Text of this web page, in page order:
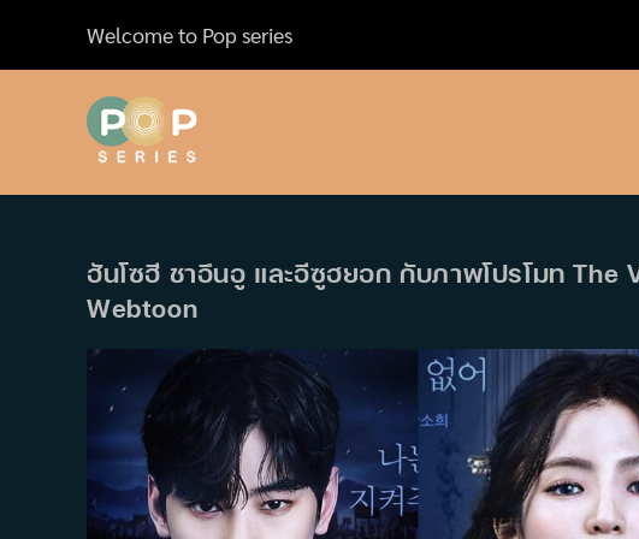
content
Welcome to Pop series
ฮันโซฮี ชาอึนอู และอีซูฮยอก กับภาพโปรโมท
Webtoon